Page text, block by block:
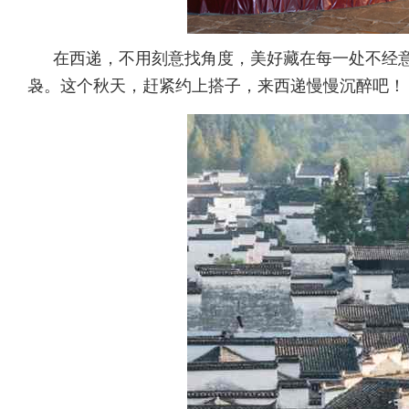
在西递，不用刻意找角度，美好藏在每一处不经
袅。这个秋天，赶紧约上搭子，来西递慢慢沉醉吧！